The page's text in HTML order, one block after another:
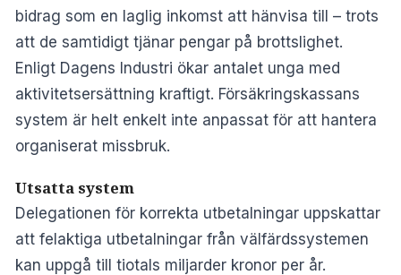
bidrag som en laglig inkomst att hänvisa till – trots
att de samtidigt tjänar pengar på brottslighet.
Enligt Dagens Industri ökar antalet unga med
aktivitetsersättning kraftigt. Försäkringskassans
system är helt enkelt inte anpassat för att hantera
organiserat missbruk.
Utsatta system
Delegationen för korrekta utbetalningar uppskattar
att felaktiga utbetalningar från välfärdssystemen
kan uppgå till tiotals miljarder kronor per år.